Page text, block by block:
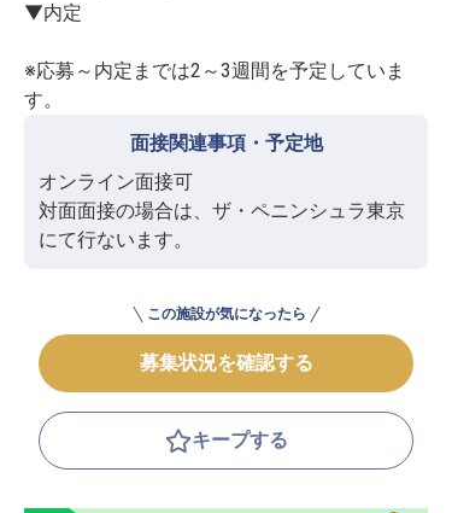
▼内定
※応募～内定までは2～3週間を予定していま
す。
面接関連事項・予定地
オンライン面接可
対面面接の場合は、ザ・ペニンシュラ東京
にて行ないます。
この施設が気になったら
募集状況を確認する
キープする